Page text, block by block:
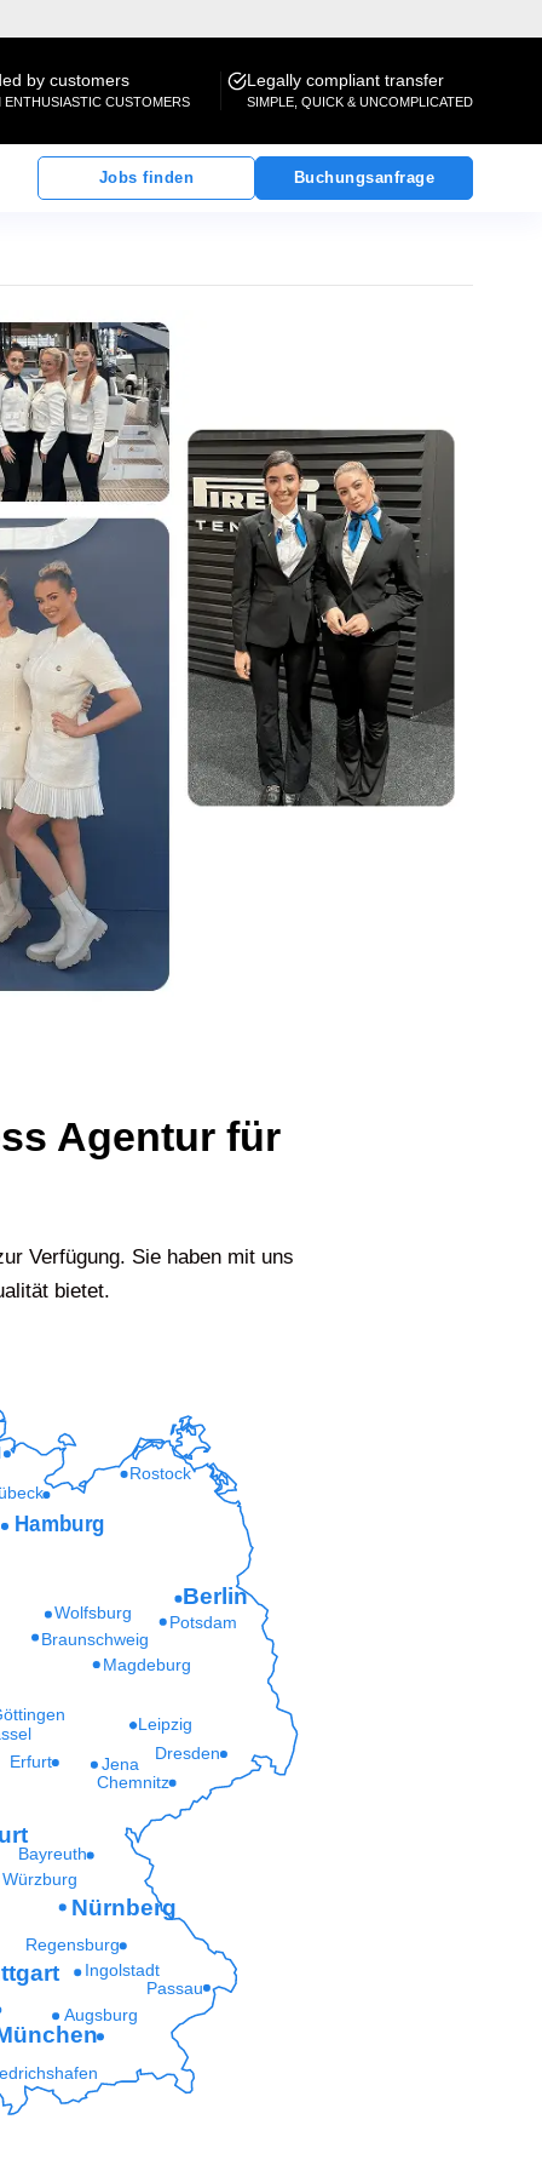
by customers
ENTHUSIASTIC CUSTOMERS
Legally compliant transfer
SIMPLE, QUICK & UNCOMPLICATED
Jobs finden Buchungsanfrage
Agentur für
Verfügung. Sie haben mit uns
bietet.
Augsburg
Passau
Ingolstadt
Regensburg
Würzburg
Bayreuth
Chemnitz
Erfurt Jena
Dresden
Magdeburg
Braunschweig
Potsdam
Wolfsburg
Rostock
Nürnberg
Leipzig
Berlin
Hamburg